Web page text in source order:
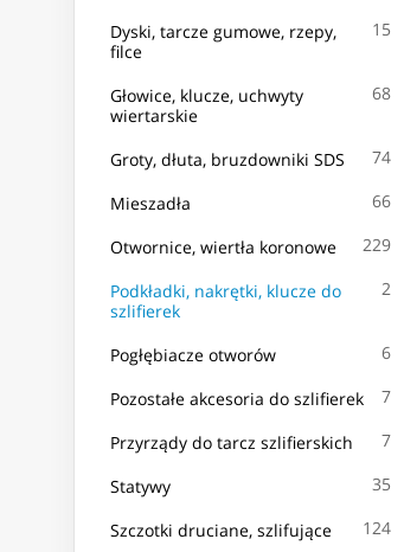
Dyski, tarcze gumowe, rzepy,
filce
15
Głowice, klucze, uchwyty
wiertarskie
68
Groty, dłuta, bruzdowniki SDS 74
Mieszadła 66
Otwornice, wiertła koronowe 229
Podkładki, nakrętki, klucze do
szlifierek
2
Pogłębiacze otworów 6
Pozostałe akcesoria do szlifierek 7
Przyrządy do tarcz szlifierskich 7
Statywy 35
Szczotki druciane, szlifujące 124